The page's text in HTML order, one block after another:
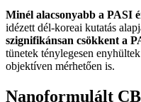
Minél alacsonyabb a PASI
idézett dél-koreai kutatás
szignifikánsan csökkent a
tünetek ténylegesen
objektíven mérhetően is.
Nanoformulált